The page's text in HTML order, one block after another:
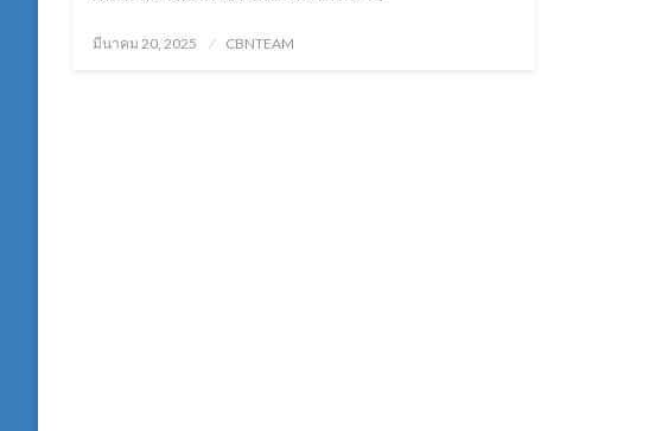
Posted
มีนาคม 20, 2025 CBNTEAM